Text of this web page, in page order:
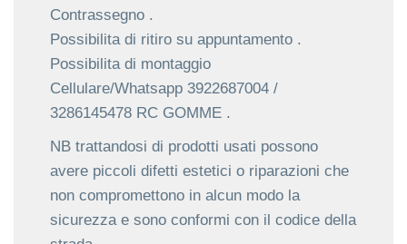
Contrassegno .
Possibilita di ritiro su appuntamento .
Possibilita di montaggio
Cellulare/Whatsapp 3922687004 /
3286145478 RC GOMME .
NB trattandosi di prodotti usati possono
avere piccoli difetti estetici o riparazioni che
non compromettono in alcun modo la
sicurezza e sono conformi con il codice della